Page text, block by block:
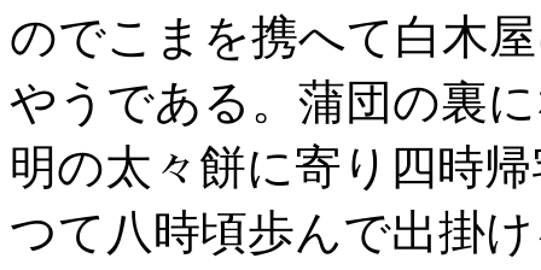
のでこまを携へて白木
やうである。蒲団の裏
明の太々餅に寄り四時
つて八時頃歩んで出掛